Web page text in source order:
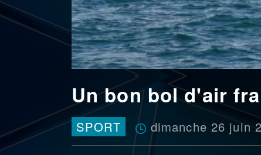
Un bon bol d'air
SPORT dimanche 26 juin